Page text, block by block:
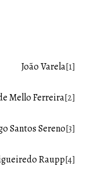
João Varela[1]
Mello Ferreira[2]
Sereno[3]
Raupp[4]